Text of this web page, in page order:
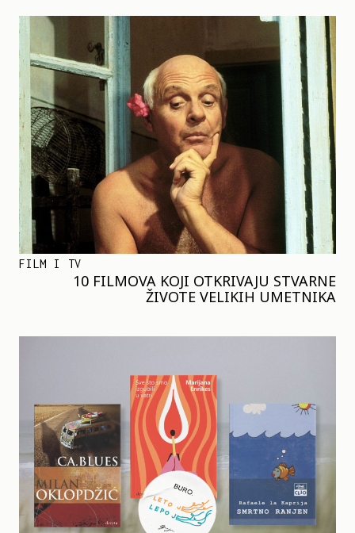
FILM I TV
10 FILMOVA KOJI OTKRIVAJU STVARNE
ŽIVOTE VELIKIH UMETNIKA